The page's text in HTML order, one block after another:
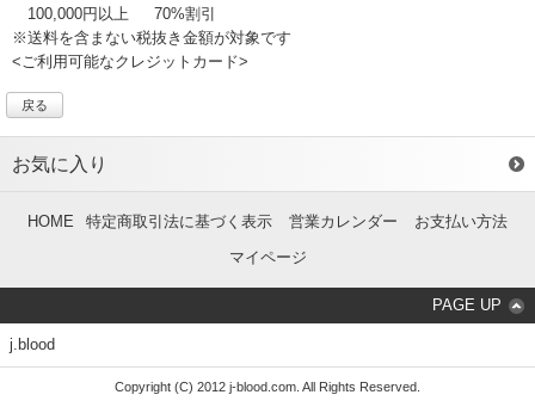
100,000円以上
70%割引
※送料を含まない税抜き金額が対象です
<ご利用可能なクレジットカード>
戻る
お気に入り
HOME 特定商取引法に基づく表示 営業カレンダー
お支払い方法
マイページ
PAGE UP
j.blood
Copyright (C) 2012 j-blood.com. All Rights Reserved.